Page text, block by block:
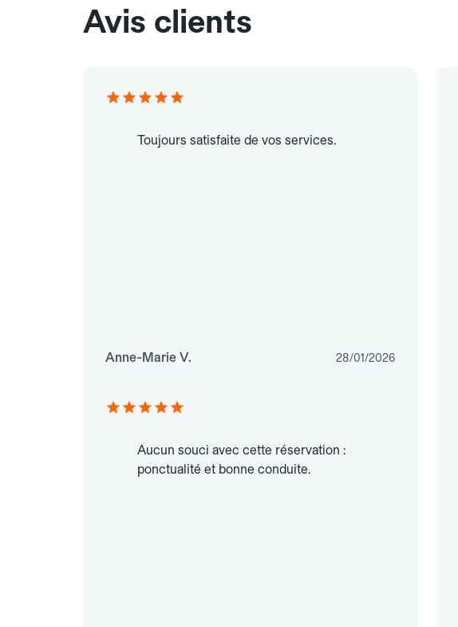
Avis clients
Toujours satisfaite de vos services.
Anne-Marie V. 28/01/2026
Aucun souci avec cette réservation :
ponctualité et bonne conduite.